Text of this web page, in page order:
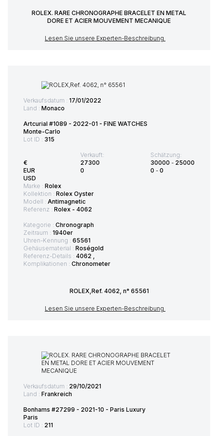
ROLEX. RARE CHRONOGRAPHE BRACELET EN METAL
DORE ET ACIER MOUVEMENT MECANIQUE
Lesen Sie unsere Experten-Beschreibung
Verkaufsdatum : 17/01/2022
Land : Monaco
Artcurial #1089 - 2022-01 - FINE WATCHES
Monte-Carlo
Lot ID : 315
€
EUR
USD
Verkauft:
27300
0
Schätzung:
30000 - 25000
0 - 0
Marke : Rolex
Kollektion : Rolex Oyster
Modell : Antimagnetic
Referenz : Rolex - 4062
Kategorie : Chronograph
Zeitraum : 1940er
Uhren-Kennung : 65561
Gehäusematerial : Roségold
Referenz-Details : 4062 ,
Komplikationen : Chronometer
ROLEX,Ref. 4062, n° 65561
Lesen Sie unsere Experten-Beschreibung
Verkaufsdatum : 29/10/2021
Land : Frankreich
Bonhams #27299 - 2021-10 - Paris Luxury
Paris
Lot ID : 211